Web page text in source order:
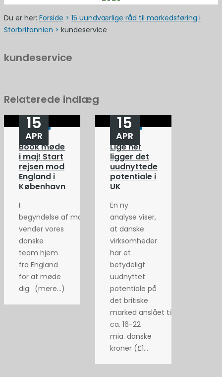
Du er her: Forside > 15 uundværlige råd til markedsføring i
Storbritannien > kundeservice
kundeservice
Relaterede indlæg
Book møde
i maj! Start
rejsen mod
England i
København
15
APR
I
begyndelse af maj
vender vores
danske
team hjem
fra England
for at møde
dig. (mere…)
Lige her
ligger det
uudnyttede
potentiale i
UK
15
APR
En ny
analyse viser,
at danske
virksomheder
har et
betydeligt
uudnyttet
potentiale på
det britiske
marked anslået til
ca. 16-22
mia. danske
kroner (£1...